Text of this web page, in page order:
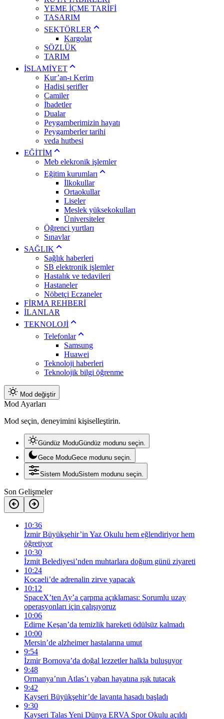
YEME İÇME TARİFİ
TASARIM
SEKTÖRLER
Kargolar
SÖZLÜK
TARIM
İSLAMİYET
Kur’an-ı Kerim
Hadisi şerifler
Camiler
İbadetler
Dualar
Peygamberimizin hayatı
Peygamberler tarihi
veda hutbesi
EĞİTİM
Meb elekronik işlemler
Eğitim kurumları
İlkokullar
Ortaokullar
Liseler
Meslek yüksekokulları
Üniversiteler
Öğrenci yurtları
Sınavlar
SAĞLIK
Sağlık haberleri
SB elektronik işlemler
Hastalık ve tedavileri
Hastaneler
Nöbetçi Eczaneler
FİRMA REHBERİ
İLANLAR
TEKNOLOJİ
Telefonlar
Samsung
Huawei
Teknoloji haberleri
Teknolojik bilgi öğrenme
Mod değiştir
Mod Ayarları
Mod seçin, deneyimini kişiselleştirin.
Gündüz ModuGündüz modunu seçin.
Gece ModuGece modunu seçin.
Sistem ModuSistem modunu seçin.
Son Gelişmeler
10:36
İzmir Büyükşehir’in Yaz Okulu hem eğlendiriyor hem
öğretiyor
10:30
İzmit Belediyesi’nden muhtarlara doğum günü ziyareti
10:24
Kocaeli’de adrenalin zirve yapacak
10:12
SpaceX’ten Ay’a çarpma açıklaması: Sorumlu uzay
operasyonları için çalışıyoruz
10:06
Edirne Keşan’da temizlik hareketi ödülsüz kalmadı
10:00
Mersin’de alzheimer hastalarına umut
9:54
İzmir Bornova’da doğal lezzetler halkla buluşuyor
9:48
Ormanya’nın Atlas’ı yaban hayatına ışık tutacak
9:42
Kayseri Büyükşehir’de lavanta hasadı başladı
9:30
Kayseri Talas Yeni Dünya ERVA Spor Okulu açıldı